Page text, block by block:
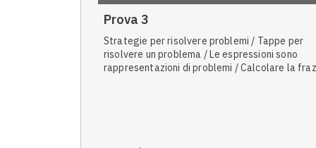
Prova 3
Strategie per risolvere problemi / Tappe per
risolvere un problema / Le espressioni sono
rappresentazioni di problemi / Calcolare la